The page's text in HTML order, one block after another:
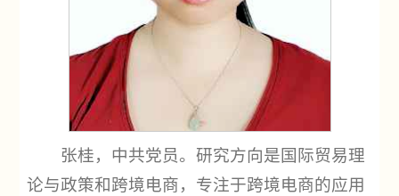
张桂，中共党员。研究方向是国际贸易理
论与政策和跨境电商，专注于跨境电商的应用